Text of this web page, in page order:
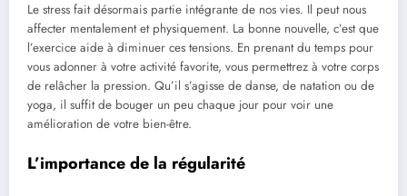
Le stress fait désormais partie intégrante de nos vies. Il peut nous
affecter mentalement et physiquement. La bonne nouvelle, c’est que
l’exercice aide à diminuer ces tensions. En prenant du temps pour
vous adonner à votre activité favorite, vous permettrez à votre corps
de relâcher la pression. Qu’il s’agisse de danse, de natation ou de
yoga, il suffit de bouger un peu chaque jour pour voir une
amélioration de votre bien-être.
L’importance de la régularité